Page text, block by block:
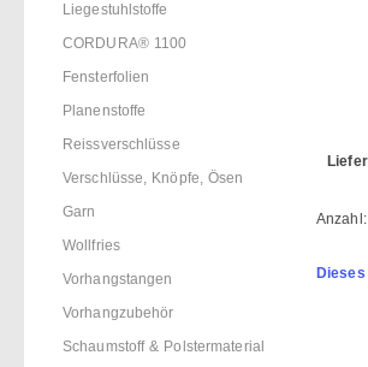
Liegestuhlstoffe
CORDURA® 1100
Fensterfolien
Planenstoffe
Reissverschlüsse
Verschlüsse, Knöpfe, Ösen
Garn
Wollfries
Vorhangstangen
Vorhangzubehör
Schaumstoff & Polstermaterial
Anzahl: